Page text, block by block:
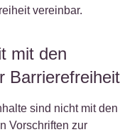
vereinbar.
mit den
Barrierefreiheit
sind nicht mit den
Vorschriften zur